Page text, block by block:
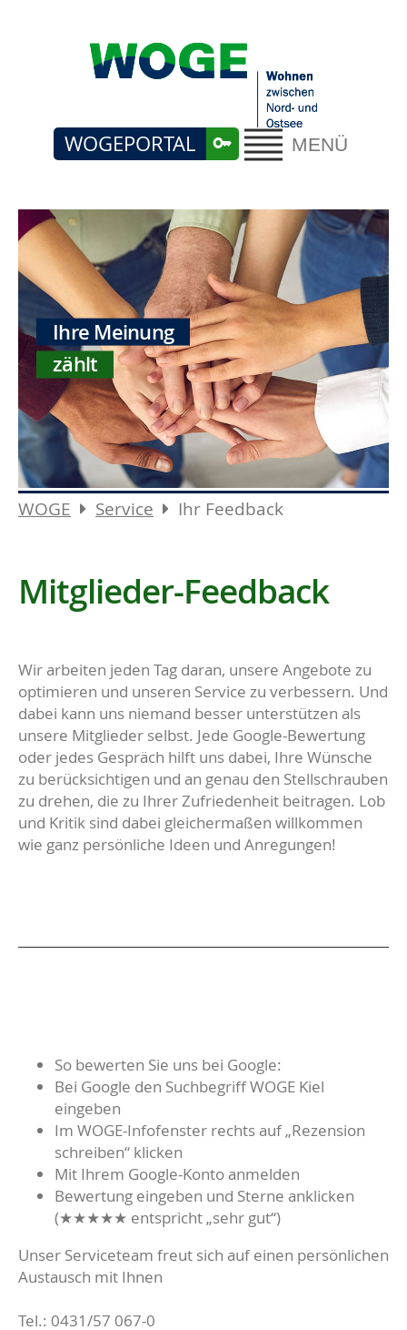
MENÜ
WOGEPORTAL
Ihre Meinung
zählt
WOGE Service Ihr Feedback
Mitglieder-Feedback
Wir arbeiten jeden Tag daran, unsere Angebote zu
optimieren und unseren Service zu verbessern. Und
dabei kann uns niemand besser unterstützen als
unsere Mitglieder selbst. Jede Google-Bewertung
oder jedes Gespräch hilft uns dabei, Ihre Wünsche
zu berücksichtigen und an genau den Stellschrauben
zu drehen, die zu Ihrer Zufriedenheit beitragen. Lob
und Kritik sind dabei gleichermaßen willkommen
wie ganz persönliche Ideen und Anregungen!
So bewerten Sie uns bei Google:
Bei Google den Suchbegriff WOGE Kiel
eingeben
Im WOGE-Infofenster rechts auf „Rezension
schreiben“ klicken
Mit Ihrem Google-Konto anmelden
Bewertung eingeben und Sterne anklicken
(★★★★★ entspricht „sehr gut“)
Unser Serviceteam freut sich auf einen persönlichen
Austausch mit Ihnen
Tel.: 0431/57 067-0